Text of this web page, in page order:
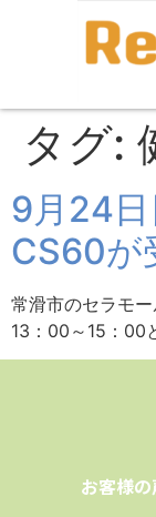
タグ:
9月24
CS60が
常滑市のセラモ
13：00～15：00
お客様の